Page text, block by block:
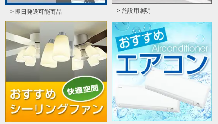
> 即日発送可能商品 > 施設用照明